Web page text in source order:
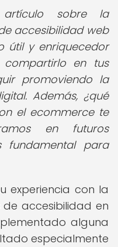
artículo sobre la
accesibilidad web
útil y enriquecedor
en tus
promoviendo la
Además, ¿qué
el ecommerce te
en futuros
fundamental para
experiencia con la
accesibilidad en
alguna
especialmente